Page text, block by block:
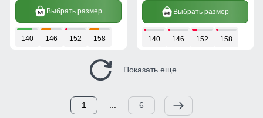
Выбрать размер
140 146 152 158
Выбрать размер
140 146 152 158
Показать еще
1 6